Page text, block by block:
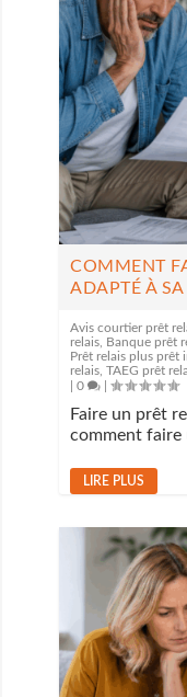
COMMENT
ADAPTÉ À
Avis courtier prêt
relais Banque prêt
Prêt relais plus prêt
relais ,TAEG prêt
|0 |
Faire un prêt
comment faire
LIRE PLUS